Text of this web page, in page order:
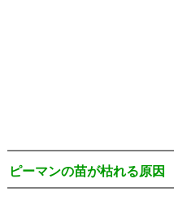
ピーマンの苗が枯れる原因